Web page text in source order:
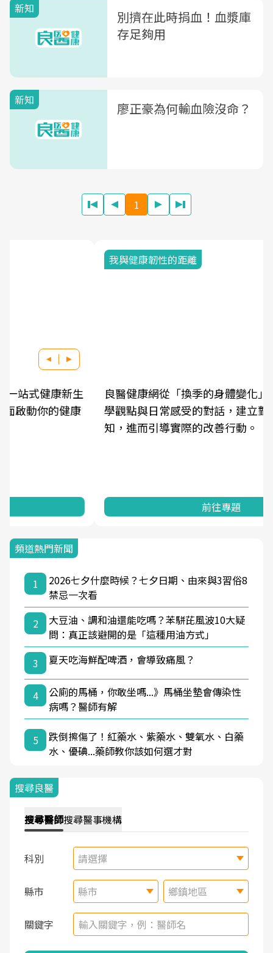
新知
別擠在此時捐血！血漿庫
存足夠用
新知 廖正豪為何輸血險沒命？
1
我與健康韌性的距離
良醫健康網從「換季的身體變化」出發，透過醫
學觀點與日常感受的對話，建立對亞健康的認
知，進而引導實際的改善行動。
頻道熱門新聞
1
2026七夕什麼時候？七夕日期、由來與3習俗8
禁忌一次看
2
大豆油、調和油還能吃嗎？苯駢芘風波10大疑
問：真正該避開的是「這種用油方式」
3
夏天吃海鮮配啤酒，會導致痛風？
4
公廁的馬桶，你敢坐嗎...》馬桶坐墊會傳染性
病嗎？醫師有解
5
跌倒擦傷了！紅藥水、紫藥水、雙氧水、白藥
水、優碘...藥師教你該如何選才對
搜尋良醫
搜尋醫師搜尋醫事機構
科別 請選擇
縣市 縣市 鄉鎮地區
關鍵字